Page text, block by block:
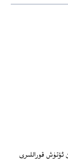
ئۆتۈش قوراللىرى